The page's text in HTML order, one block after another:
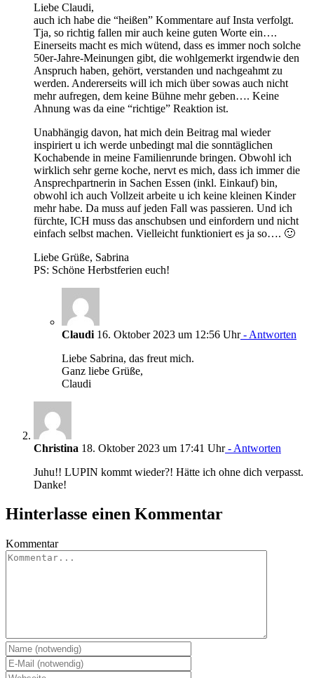
Liebe Claudi,
auch ich habe die “heißen” Kommentare auf Insta verfolgt.
Tja, so richtig fallen mir auch keine guten Worte ein….
Einerseits macht es mich wütend, dass es immer noch solche
50er-Jahre-Meinungen gibt, die wohlgemerkt irgendwie den
Anspruch haben, gehört, verstanden und nachgeahmt zu
werden. Andererseits will ich mich über sowas auch nicht
mehr aufregen, dem keine Bühne mehr geben…. Keine
Ahnung was da eine “richtige” Reaktion ist.
Unabhängig davon, hat mich dein Beitrag mal wieder
inspiriert u ich werde unbedingt mal die sonntäglichen
Kochabende in meine Familienrunde bringen. Obwohl ich
wirklich sehr gerne koche, nervt es mich, dass ich immer die
Ansprechpartnerin in Sachen Essen (inkl. Einkauf) bin,
obwohl ich auch Vollzeit arbeite u ich keine kleinen Kinder
mehr habe. Da muss auf jeden Fall was passieren. Und ich
fürchte, ICH muss das anschubsen und einfordern und nicht
einfach selbst machen. Vielleicht funktioniert es ja so…. 🙂
Liebe Grüße, Sabrina
PS: Schöne Herbstferien euch!
Claudi 16. Oktober 2023 um 12:56 Uhr- Antworten
Liebe Sabrina, das freut mich.
Ganz liebe Grüße,
Claudi
Christina 18. Oktober 2023 um 17:41 Uhr- Antworten
Juhu!! LUPIN kommt wieder?! Hätte ich ohne dich verpasst.
Danke!
Hinterlasse einen Kommentar
Kommentar